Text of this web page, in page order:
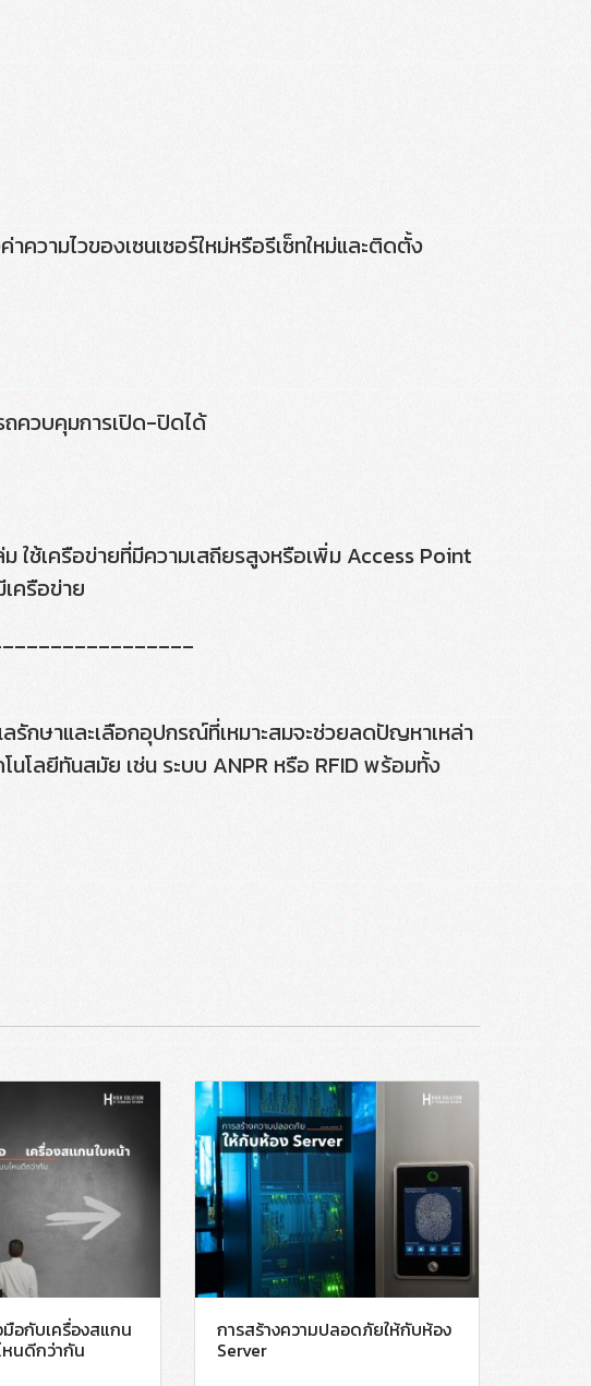
วามไวของเซนเซอร์ใหม่หรือรีเซ็ทใหม่และติดตั้ง
ควบคุมการเปิด-ปิดได้
ใช้เครือข่ายที่มีความเสถียรสูงหรือเพิ่ม Access Point
ครือข่าย
รักษาและเลือกอุปกรณ์ที่เหมาะสมจะช่วยลดปัญหาเหล่า
โลยีทันสมัย เช่น ระบบ ANPR หรือ RFID พร้อมทั้ง
อกับเครื่องสแกน
หนดีกว่ากัน
การสร้างความปลอดภัยให้กับห้อง
Server